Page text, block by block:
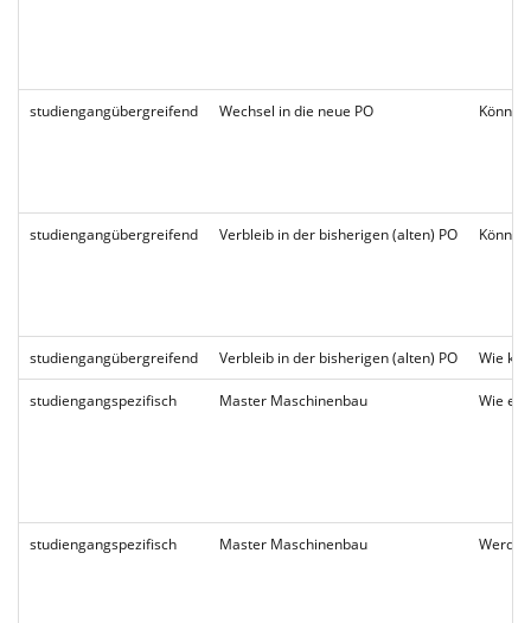
studiengangübergreifend Wechsel in die neue PO
studiengangübergreifend Verbleib in der bisherigen (alten) PO
studiengangübergreifend Verbleib in der bisherigen (alten) PO Wie
studiengangspezifisch Master Maschinenbau Wie
studiengangspezifisch Master Maschinenbau